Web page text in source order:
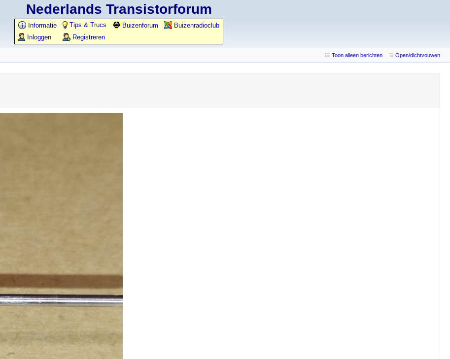
Nederlands Transistorforum
Informatie Tips & Trucs Buizenforum
Buizenradioclub
Inloggen
Registreren
Toon alleen berichten Open/dichtvouwen